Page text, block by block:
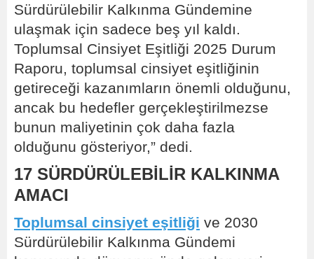
Sürdürülebilir Kalkınma Gündemine
ulaşmak için sadece beş yıl kaldı.
Toplumsal Cinsiyet Eşitliği 2025 Durum
Raporu, toplumsal cinsiyet eşitliğinin
getireceği kazanımların önemli olduğunu,
ancak bu hedefler gerçekleştirilmezse
bunun maliyetinin çok daha fazla
olduğunu gösteriyor,” dedi.
17 SÜRDÜRÜLEBİLİR KALKINMA
AMACI
Toplumsal cinsiyet eşitliği ve 2030
Sürdürülebilir Kalkınma Gündemi